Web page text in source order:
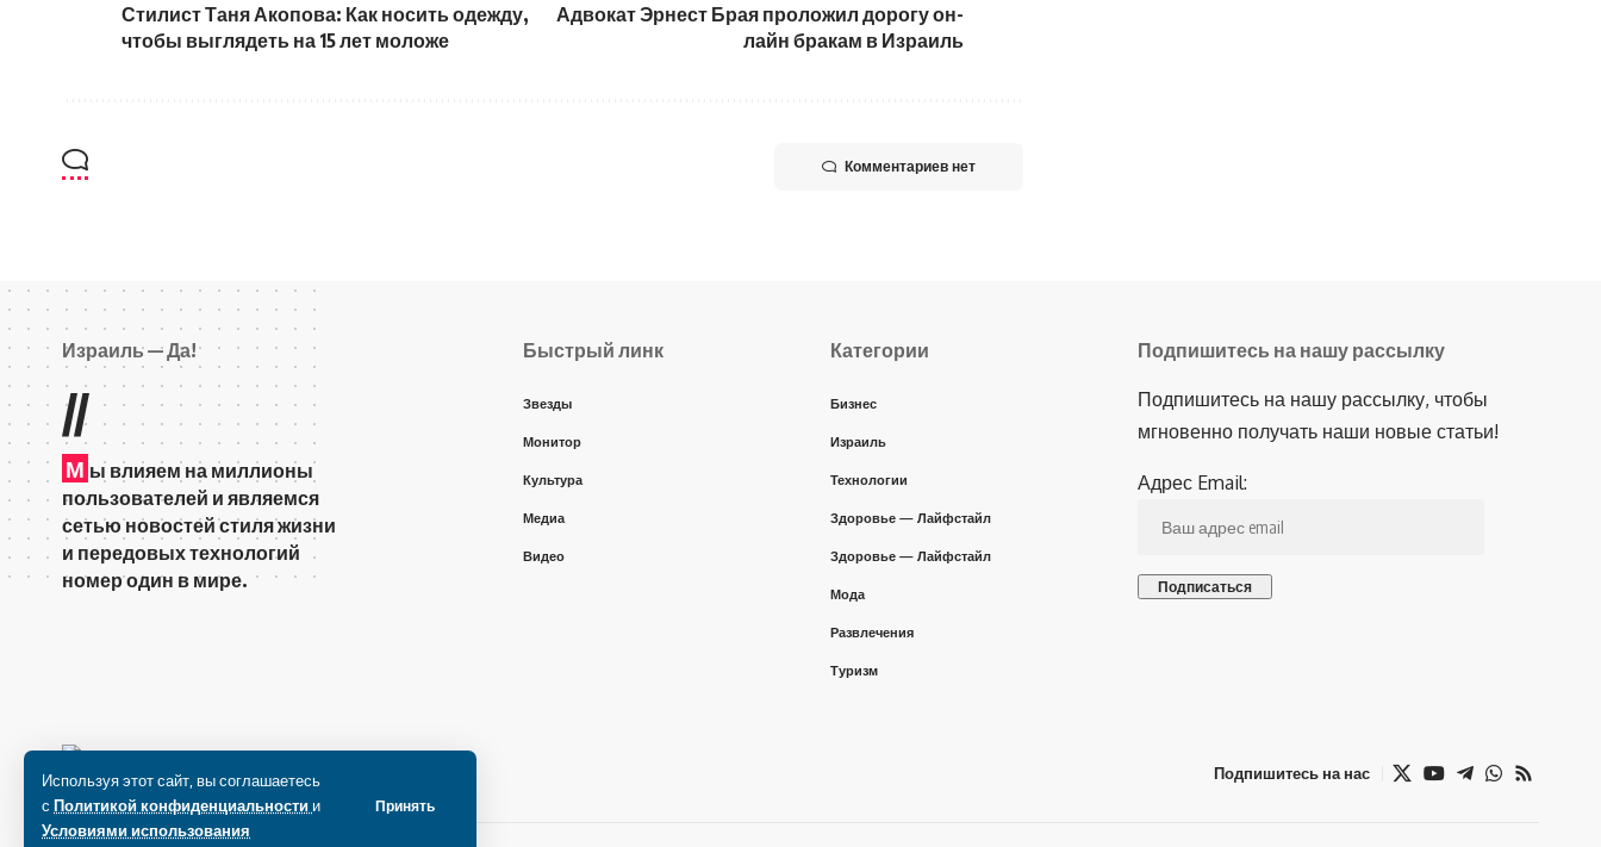
Используя этот сайт, вы соглашаетесь
с Политикой конфиденциальности и
Условиями использования
Принять
Стилист Таня Акопова: Как носить одежду,
чтобы выглядеть на 15 лет моложе
Адвокат Эрнест Брая проложил дорогу он-
лайн бракам в Израиль
Комментариев нет
Израиль — Да!
//
М ы влияем на миллионы
пользователей и являемся
сетью новостей стиля жизни
и передовых технологий
номер один в мире.
Быстрый линк
Звезды
Монитор
Культура
Медиа
Видео
Категории
Бизнес
Израиль
Технологии
Здоровье — Лайфстайл
Здоровье — Лайфстайл
Мода
Развлечения
Туризм
Подпишитесь на нашу рассылку
Подпишитесь на нашу рассылку, чтобы
мгновенно получать наши новые статьи!
Адрес Email:
Подпишитесь на нас